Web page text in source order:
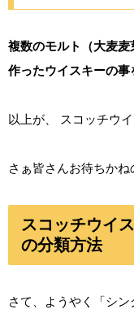
複数のモルト（大麦
作ったウイスキーの事
以上が、 スコッチウ
さぁ皆さんお待ちかね
スコッチウイ
の分類方法
さて、ようやく「シン